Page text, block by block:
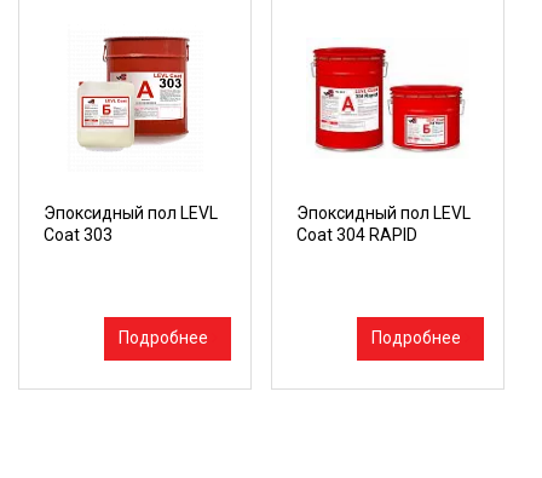
Эпоксидный пол LEVL
Coat 303
Подробнее
Эпоксидный пол LEVL
Coat 304 RAPID
Подробнее